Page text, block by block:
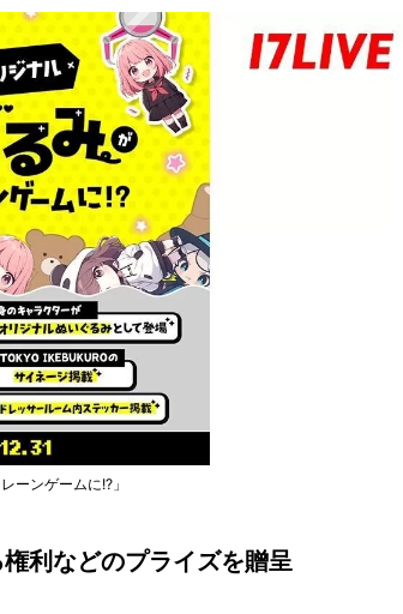
ーンゲームに!?」
利などのプライズを贈呈